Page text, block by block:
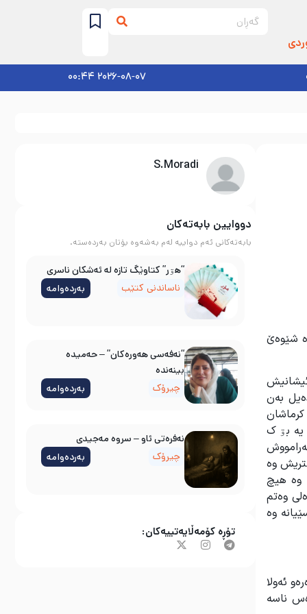
2026-08-07 00:44
شێوەێ
بەن
یە بۊ ک
وە
وە هیچ
وەتم
وە
ئەولا
ناسە
S.Moradi
دووایین بابەتەکان
بابەتەکانی ئەم دواییە لەم بەشەوە بۆتان بەردەستە.
“هۊر” کتاوێگ تازە لە ئەشکان ناسری
ناساندنی کتێب
بەردەوامە
“نەفەسی هەورەکان” – حەمیدە
بینەندە
چیرۆک
بەردەوامە
نه‌فره‌تی ئاو – سروه‌ مه‌جیدی
چیرۆک
بەردەوامە
تۆڕە کۆمەڵایەتییەکان: